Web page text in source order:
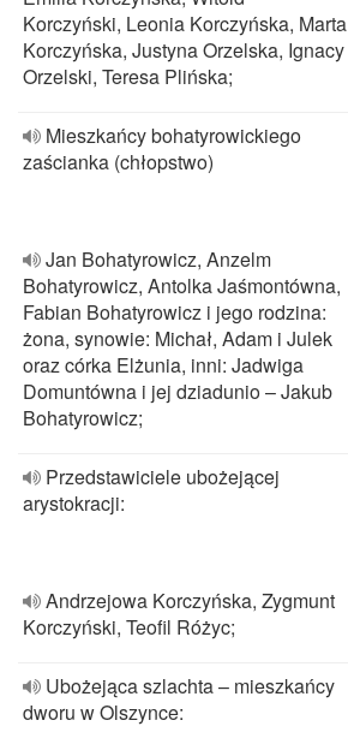
Korczyński, Leonia Korczyńska, Marta
Korczyńska, Justyna Orzelska, Ignacy
Orzelski, Teresa Plińska;
Mieszkańcy bohatyrowickiego
zaścianka (chłopstwo)
Jan Bohatyrowicz, Anzelm
Bohatyrowicz, Antolka Jaśmontówna,
Fabian Bohatyrowicz i jego rodzina:
żona, synowie: Michał, Adam i Julek
oraz córka Elżunia, inni: Jadwiga
Domuntówna i jej dziadunio – Jakub
Bohatyrowicz;
Przedstawiciele ubożejącej
arystokracji:
Andrzejowa Korczyńska, Zygmunt
Korczyński, Teofil Różyc;
Ubożejąca szlachta – mieszkańcy
dworu w Olszynce: